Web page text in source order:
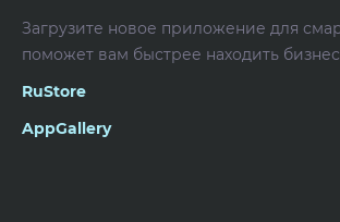
Загрузите новое приложение для
поможет вам быстрее находить
RuStore
AppGallery